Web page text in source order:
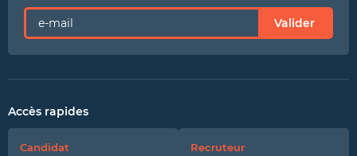
Valider
Accès rapides
Candidat
Recruteur